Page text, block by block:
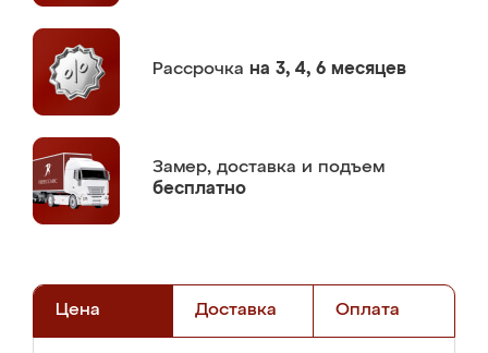
Рассрочка на 3, 4, 6 месяцев
Замер, доставка и подъем
бесплатно
Цена Доставка Оплата